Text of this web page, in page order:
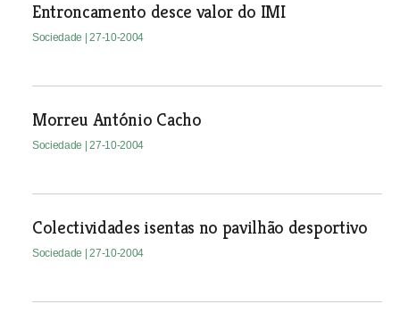
Entroncamento desce valor do IMI
Sociedade | 27-10-2004
Morreu António Cacho
Sociedade | 27-10-2004
Colectividades isentas no pavilhão desportivo
Sociedade | 27-10-2004